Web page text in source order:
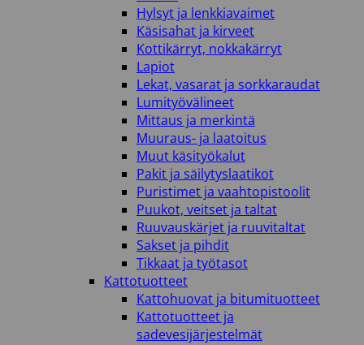
Hylsyt ja lenkkiavaimet
Käsisahat ja kirveet
Kottikärryt, nokkakärryt
Lapiot
Lekat, vasarat ja sorkkaraudat
Lumityövälineet
Mittaus ja merkintä
Muuraus- ja laatoitus
Muut käsityökalut
Pakit ja säilytyslaatikot
Puristimet ja vaahtopistoolit
Puukot, veitset ja taltat
Ruuvauskärjet ja ruuvitaltat
Sakset ja pihdit
Tikkaat ja työtasot
Kattotuotteet
Kattohuovat ja bitumituotteet
Kattotuotteet ja
sadevesijärjestelmät